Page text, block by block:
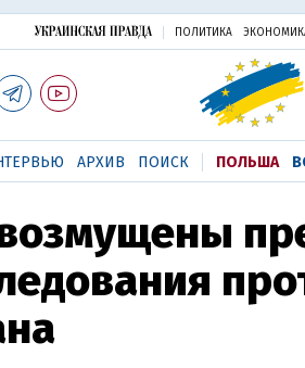
ПОЛИТИКА
АРХИВ ПОИСК ПОЛЬША